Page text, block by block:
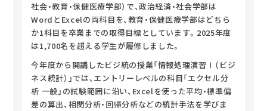
社会・教育・保健医療学部）で、政治経済・社会学部は
WordとExcelの両科目を、教育・保健医療学部はどちら
か1科目を卒業までの取得目標としています。2025年度
は1,700名を超える学生が履修しました。
今年度から開講したビジ統の授業「情報処理演習Ⅰ（ビジ
ネス統計）」では、エントリーレベルの科目「エクセル分
析 一般」の試験範囲に沿い、Excelを使った平均・標準偏
差の算出、相関分析・回帰分析などの統計手法を学びま